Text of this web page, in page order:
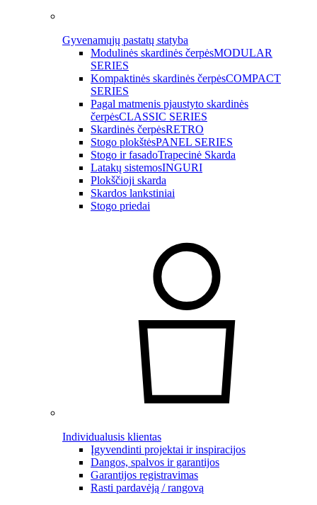
Gyvenamųjų pastatų statyba
Modulinės skardinės čerpėsMODULAR
SERIES
Kompaktinės skardinės čerpėsCOMPACT
SERIES
Pagal matmenis pjaustyto skardinės
čerpėsCLASSIC SERIES
Skardinės čerpėsRETRO
Stogo plokštėsPANEL SERIES
Stogo ir fasadoTrapecinė Skarda
Latakų sistemosINGURI
Plokščioji skarda
Skardos lankstiniai
Stogo priedai
Individualusis klientas
Įgyvendinti projektai ir inspiracijos
Dangos, spalvos ir garantijos
Garantijos registravimas
Rasti pardavėją / rangovą